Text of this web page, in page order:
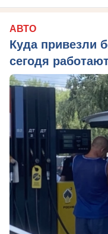
АВТО
Куда привезли
сегодя